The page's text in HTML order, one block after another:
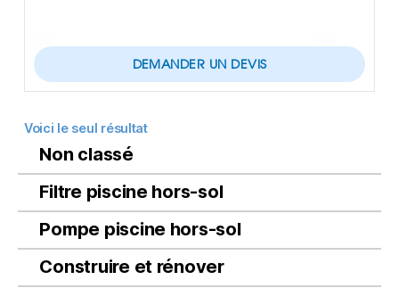
DEMANDER UN DEVIS
Voici le seul résultat
Non classé
Filtre piscine hors-sol
Pompe piscine hors-sol
Construire et rénover